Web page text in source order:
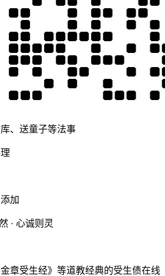
、送童子等法事
加
· 心诚则灵
章受生经》等道教经典的受生债在线